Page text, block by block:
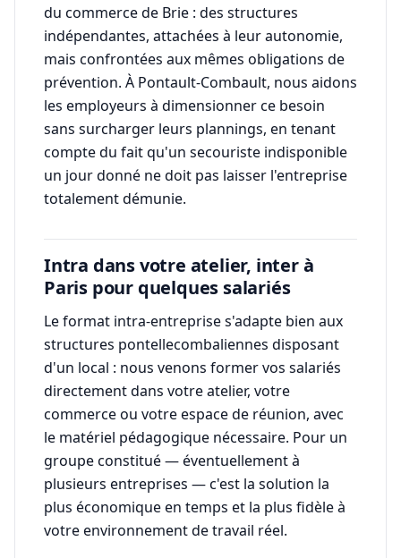
du commerce de Brie : des structures
indépendantes, attachées à leur autonomie,
mais confrontées aux mêmes obligations de
prévention. À Pontault-Combault, nous aidons
les employeurs à dimensionner ce besoin
sans surcharger leurs plannings, en tenant
compte du fait qu'un secouriste indisponible
un jour donné ne doit pas laisser l'entreprise
totalement démunie.
Intra dans votre atelier, inter à
Paris pour quelques salariés
Le format intra-entreprise s'adapte bien aux
structures pontellecombaliennes disposant
d'un local : nous venons former vos salariés
directement dans votre atelier, votre
commerce ou votre espace de réunion, avec
le matériel pédagogique nécessaire. Pour un
groupe constitué — éventuellement à
plusieurs entreprises — c'est la solution la
plus économique en temps et la plus fidèle à
votre environnement de travail réel.